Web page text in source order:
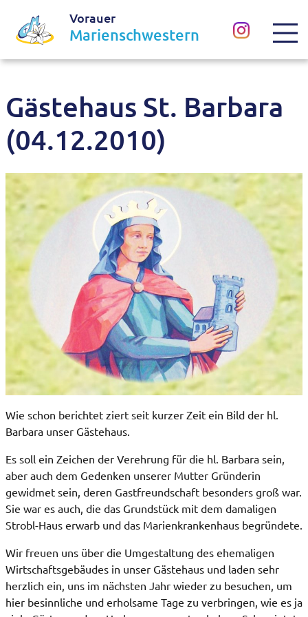
Vorauer
Marienschwestern
Gästehaus St. Barbara
(04.12.2010)
Wie schon berichtet ziert seit kurzer Zeit ein Bild der hl.
Barbara unser Gästehaus.
Es soll ein Zeichen der Verehrung für die hl. Barbara sein,
aber auch dem Gedenken unserer Mutter Gründerin
gewidmet sein, deren Gastfreundschaft besonders groß war.
Sie war es auch, die das Grundstück mit dem damaligen
Strobl-Haus erwarb und das Marienkrankenhaus begründete.
Wir freuen uns über die Umgestaltung des ehemaligen
Wirtschaftsgebäudes in unser Gästehaus und laden sehr
herzlich ein, uns im nächsten Jahr wieder zu besuchen, um
hier besinnliche und erholsame Tage zu verbringen, wie es ja